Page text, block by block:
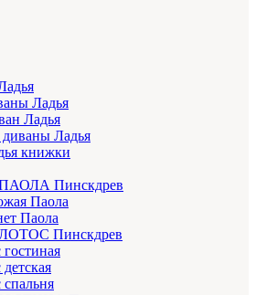
Ладья
Ладья
Ладья
книжки
ПАОЛА Пинскдрев
Паола
Паола
Пинскдрев
спальня